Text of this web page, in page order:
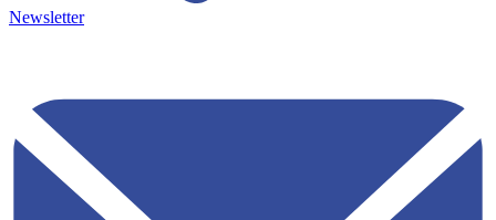
Newsletter